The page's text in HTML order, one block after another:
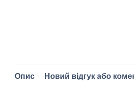
Опис Новий відгук або